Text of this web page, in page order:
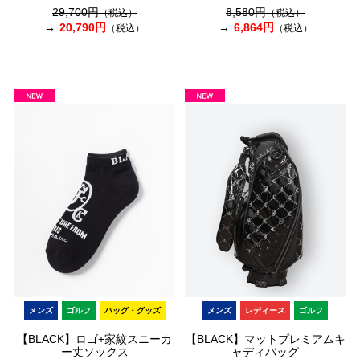
29,700円（税込）
20,790円 （税込）
8,580円（税込）
6,864円 （税込）
メンズ ゴルフ バッグ・グッズ
【BLACK】ロゴ+家紋スニーカ
ー丈ソックス
メンズ レディース ゴルフ
【BLACK】マットプレミアムキ
ャディバッグ